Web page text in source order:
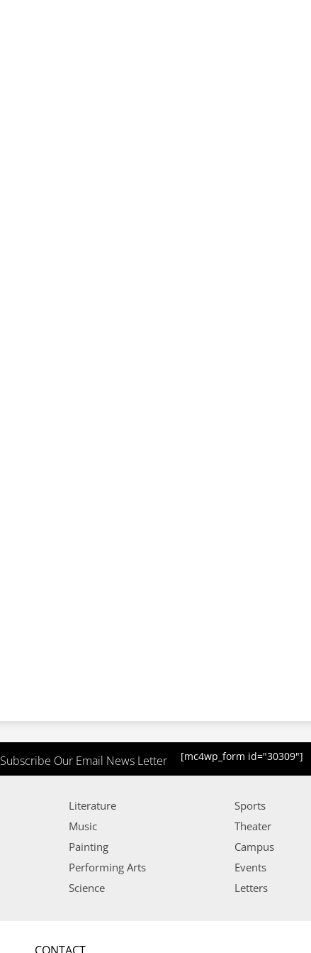
Subscribe Our Email News Letter [mc4wp_form id="30309"]
Literature
Music
Painting
Performing Arts
Science
Sports
Theater
Campus
Events
Letters